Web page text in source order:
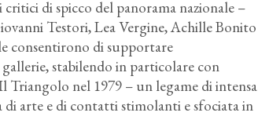
di spicco del panorama nazionale –
Testori, Lea Vergine, Achille Bonito
consentirono di supportare
stabilendo in particolare con
Triangolo nel 1979 – un legame di intensa
di arte e di contatti stimolanti e sfociata in